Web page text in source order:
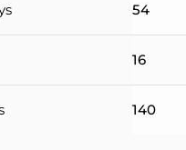
54
16
140